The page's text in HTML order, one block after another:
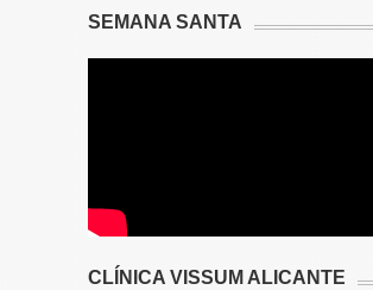
SEMANA SANTA
CLÍNICA VISSUM ALICANTE